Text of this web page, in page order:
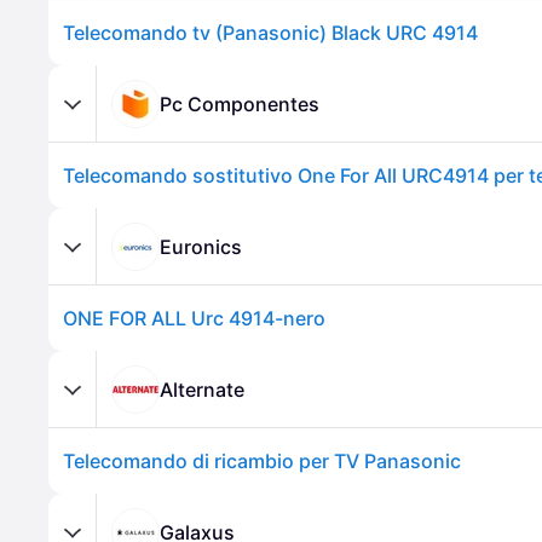
Telecomando tv (Panasonic) Black URC 4914
Pc Componentes
Euronics
ONE FOR ALL Urc 4914-nero
Alternate
Telecomando di ricambio per TV Panasonic
Galaxus